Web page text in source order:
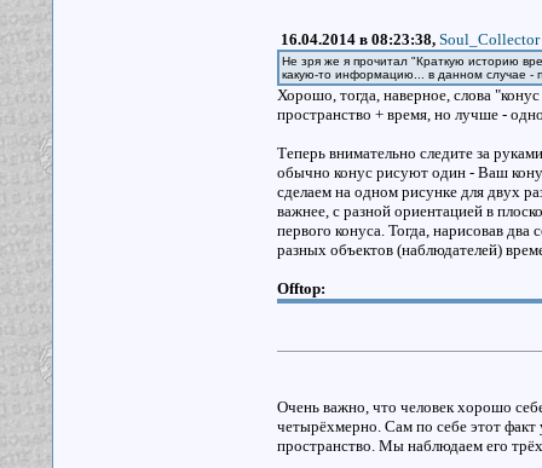
16.04.2014 в 08:23:38, Soul_Collector
Не зря же я прочитал "Краткую историю
какую-то информацию... в данном случае -
Хорошо, тогда, наверное, слова
пространство + время, но лучше -
Теперь внимательно следите за
обычно конус рисуют один - Ваш
сделаем на одном рисунке для двух
важнее, с разной ориентацией в
первого конуса. Тогда, нарисовав
разных объектов (наблюдателей)
Offtop:
Очень важно, что человек хорошо
четырёхмерно. Сам по себе этот
пространство. Мы наблюдаем его